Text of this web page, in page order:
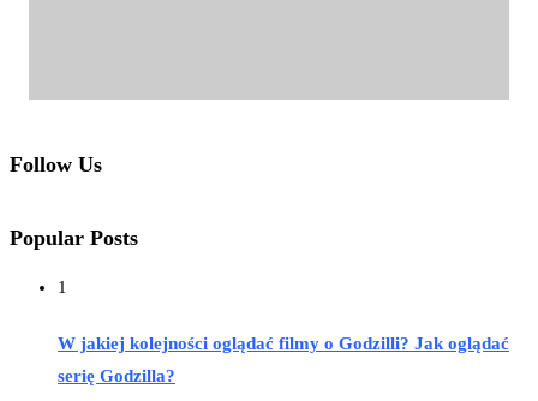
Follow Us
Popular Posts
1
W jakiej kolejności oglądać filmy o Godzilli? Jak oglądać
serię Godzilla?